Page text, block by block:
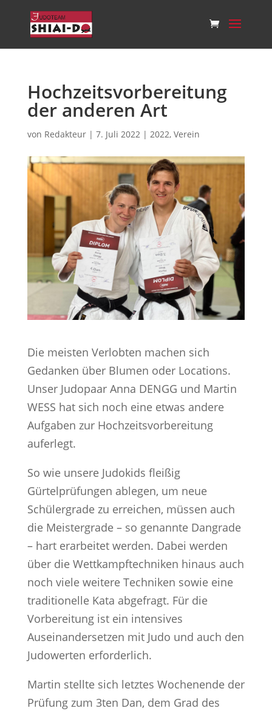
Hochzeitsvorbereitung
der anderen Art
von Redakteur| 7. Juli 2022| 2022, Verein
Die meisten Verlobten machen sich
Gedanken über Blumen oder Locations.
Unser Judopaar Anna DENGG und Martin
WESS hat sich noch eine etwas andere
Aufgaben zur Hochzeitsvorbereitung
auferlegt.
So wie unsere Judokids fleißig
Gürtelprüfungen ablegen, um neue
Schülergrade zu erreichen, müssen auch
die Meistergrade – so genannte Dangrade
– hart erarbeitet werden. Dabei werden
über die Wettkampftechniken hinaus auch
noch viele weitere Techniken sowie eine
traditionelle Kata abgefragt. Für die
Vorbereitung ist ein intensives
Auseinandersetzen mit Judo und auch den
Judowerten erforderlich.
Martin stellte sich letztes Wochenende der
Prüfung zum 3ten Dan, dem Grad des